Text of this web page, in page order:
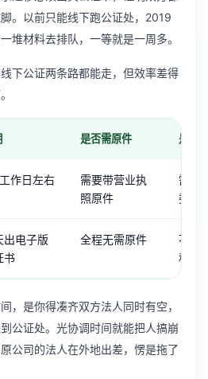
。以前只能线下跑公证处，2019
堆材料去排队，一等就是一周多。
下公证两条路都能走，但效率差得
是否需原件 是否
作日左右
需要带营业执
照原件
需要
委托
出电子版
书
全程无需原件
不需
程搞
，是你得凑齐双方法人同时有空，
公证处。光协调时间就能把人搞崩
公司的法人在外地出差，愣是拖了